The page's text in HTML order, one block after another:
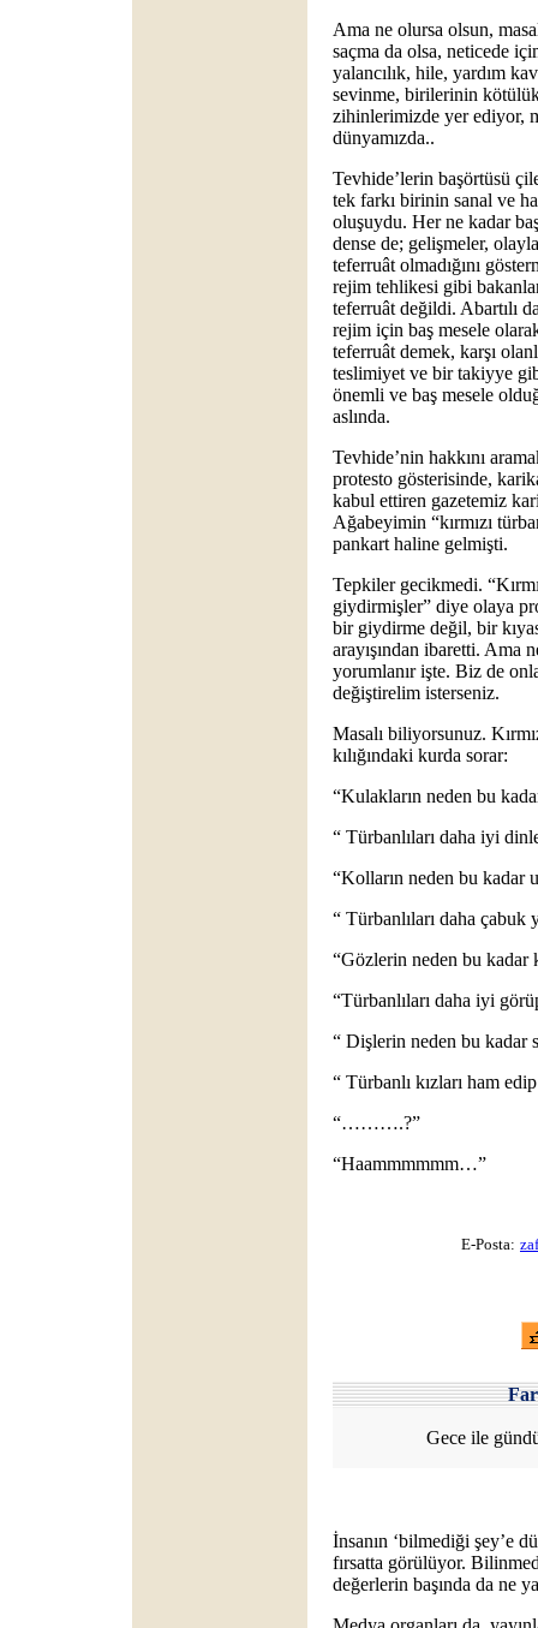
Ama ne olursa olsun,
saçma da olsa, neticede
yalancılık, hile, yardım
sevinme, birilerinin
zihinlerimizde yer ediyor,
dünyamızda..
Tevhide’lerin başörtüsü
tek farkı birinin sanal ve
oluşuydu. Her ne kadar
dense de; gelişmeler,
teferruât olmadığını
rejim tehlikesi gibi
teferruât değildi. Abartılı
rejim için baş mesele
teferruât demek, karşı
teslimiyet ve bir takiyye
önemli ve baş mesele
aslında.
Tevhide’nin hakkını
protesto gösterisinde,
kabul ettiren gazetemiz
Ağabeyimin “kırmızı
pankart haline gelmişti.
Tepkiler gecikmedi.
giydirmişler” diye olaya
bir giydirme değil, bir
arayışından ibaretti. Ama
yorumlanır işte. Biz de
değiştirelim isterseniz.
Masalı biliyorsunuz.
kılığındaki kurda sorar:
“Kulakların neden bu
“ Türbanlıları daha iyi
“Kolların neden bu kadar
“ Türbanlıları daha çabuk
“Gözlerin neden bu kadar
“Türbanlıları daha iyi
“ Dişlerin neden bu kadar
“ Türbanlı kızları ham
“……….?”
“Haammmmmm…”
E-Posta:
Gece ile
İnsanın ‘bilmediği şey’e
fırsatta görülüyor.
değerlerin başında da ne